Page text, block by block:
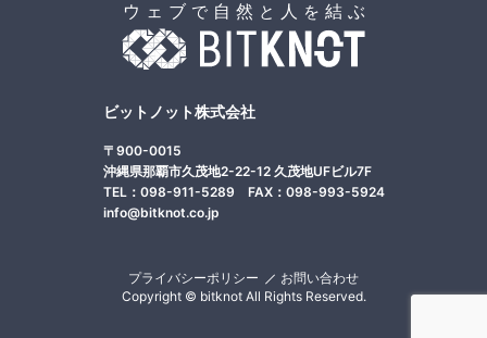
ビットノット株式会社
〒900-0015
沖縄県那覇市久茂地2-22-12 久茂地UFビル7F
TEL：098-911-5289 FAX：098-993-5924
info@bitknot.co.jp
プライバシーポリシー
お問い合わせ
Copyright © bitknot All Rights Reserved.